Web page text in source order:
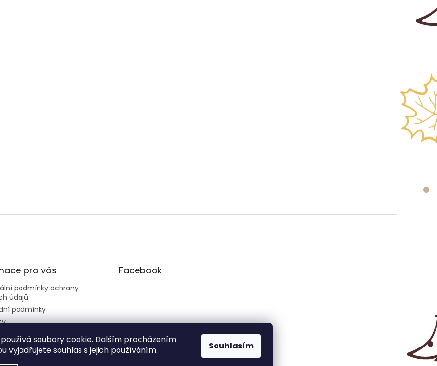
soubory cookie. Dalším procházením
vyjadřujete souhlas s jejich používáním.
Souhlasím
pro vás
podmínky ochrany
údajů
podmínky
Facebook